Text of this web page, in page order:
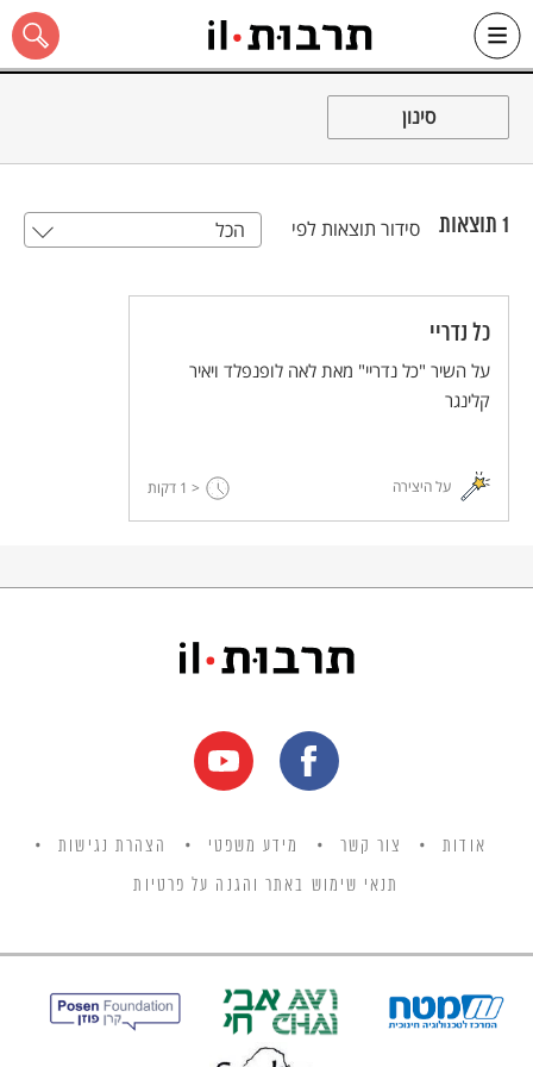
Skip
כל האתר
סינון
1 תוצאות סידור תוצאות לפי הכל
כל נדריי
על השיר "כל נדריי" מאת לאה לופנפלד ויאיר
קלינגר
על היצירה < 1 דקות
אודות צור קשר מידע משפטי הצהרת נגישות
תנאי שימוש באתר והגנה על פרטיות